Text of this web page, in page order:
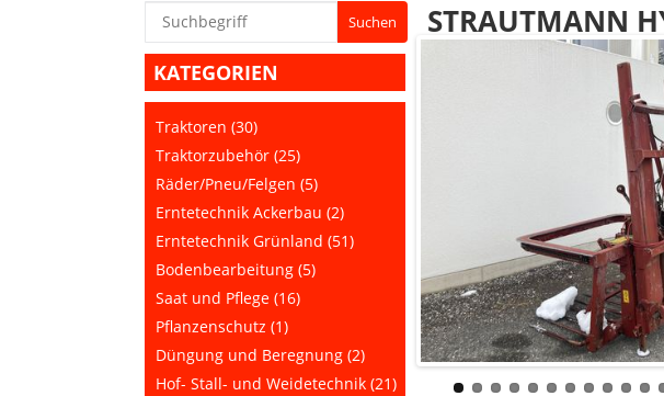
KATEGORIEN
Traktoren (30)
Traktorzubehör (25)
Räder/Pneu/Felgen (5)
Erntetechnik Ackerbau (2)
Erntetechnik Grünland (51)
Bodenbearbeitung (5)
Saat und Pflege (16)
Pflanzenschutz (1)
Düngung und Beregnung (2)
Hof- Stall- und Weidetechnik (21)
STRAUTMANN